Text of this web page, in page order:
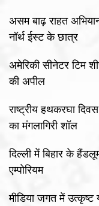
असम बाढ़ राहत
नॉर्थ ईस्ट के छात्र
अमेरिकी सीनेटर टिम
की अपील
राष्ट्रीय हथकरघा
का मंगलागिरी शॉल
दिल्ली में बिहार के
एम्पोरियम
मीडिया जगत में उत्कृष्ट